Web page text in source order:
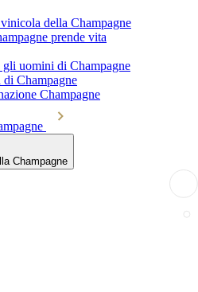
della Champagne
prende vita
gli uomini di Champagne
Champagne
Champagne
Champagne